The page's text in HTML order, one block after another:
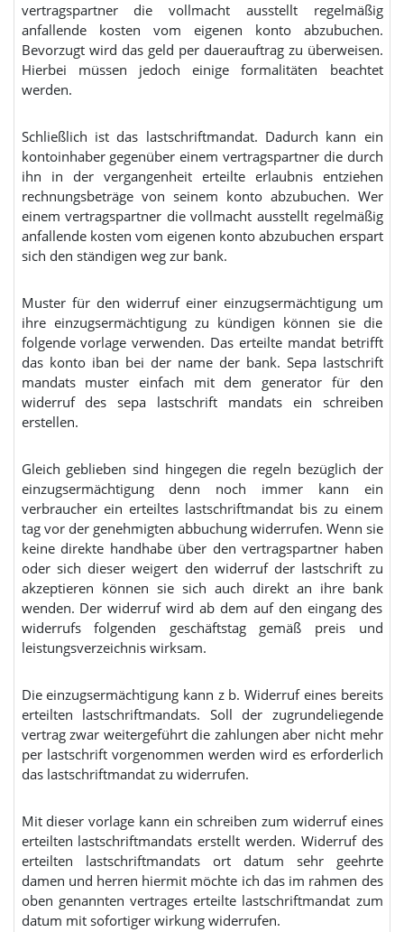
vertragspartner die vollmacht ausstellt regelmäßig
anfallende kosten vom eigenen konto abzubuchen.
Bevorzugt wird das geld per dauerauftrag zu überweisen.
Hierbei müssen jedoch einige formalitäten beachtet
werden.
Schließlich ist das lastschriftmandat. Dadurch kann ein
kontoinhaber gegenüber einem vertragspartner die durch
ihn in der vergangenheit erteilte erlaubnis entziehen
rechnungsbeträge von seinem konto abzubuchen. Wer
einem vertragspartner die vollmacht ausstellt regelmäßig
anfallende kosten vom eigenen konto abzubuchen erspart
sich den ständigen weg zur bank.
Muster für den widerruf einer einzugsermächtigung um
ihre einzugsermächtigung zu kündigen können sie die
folgende vorlage verwenden. Das erteilte mandat betrifft
das konto iban bei der name der bank. Sepa lastschrift
mandats muster einfach mit dem generator für den
widerruf des sepa lastschrift mandats ein schreiben
erstellen.
Gleich geblieben sind hingegen die regeln bezüglich der
einzugsermächtigung denn noch immer kann ein
verbraucher ein erteiltes lastschriftmandat bis zu einem
tag vor der genehmigten abbuchung widerrufen. Wenn sie
keine direkte handhabe über den vertragspartner haben
oder sich dieser weigert den widerruf der lastschrift zu
akzeptieren können sie sich auch direkt an ihre bank
wenden. Der widerruf wird ab dem auf den eingang des
widerrufs folgenden geschäftstag gemäß preis und
leistungsverzeichnis wirksam.
Die einzugsermächtigung kann z b. Widerruf eines bereits
erteilten lastschriftmandats. Soll der zugrundeliegende
vertrag zwar weitergeführt die zahlungen aber nicht mehr
per lastschrift vorgenommen werden wird es erforderlich
das lastschriftmandat zu widerrufen.
Mit dieser vorlage kann ein schreiben zum widerruf eines
erteilten lastschriftmandats erstellt werden. Widerruf des
erteilten lastschriftmandats ort datum sehr geehrte
damen und herren hiermit möchte ich das im rahmen des
oben genannten vertrages erteilte lastschriftmandat zum
datum mit sofortiger wirkung widerrufen.